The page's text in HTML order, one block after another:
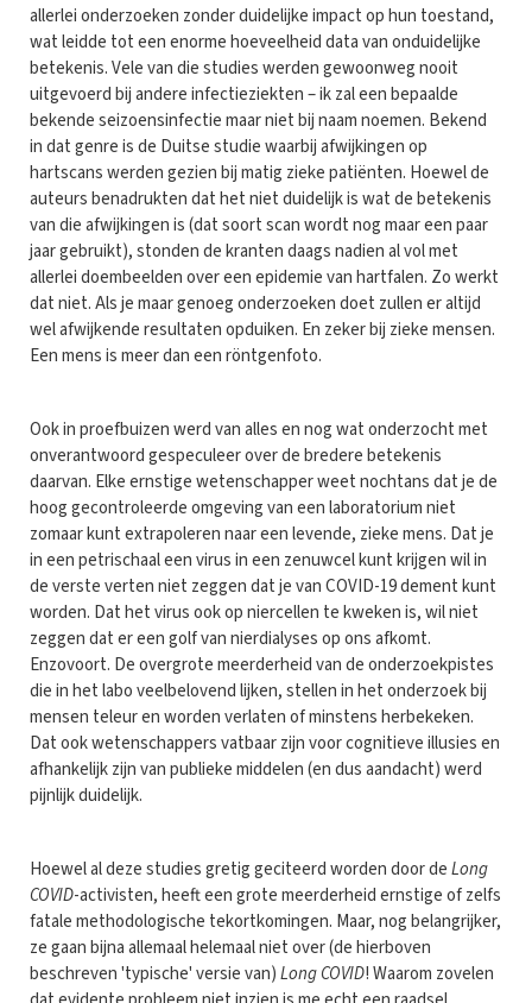
allerlei onderzoeken zonder duidelijke impact op hun toestand,
wat leidde tot een enorme hoeveelheid data van onduidelijke
betekenis. Vele van die studies werden gewoonweg nooit
uitgevoerd bij andere infectieziekten – ik zal een bepaalde
bekende seizoensinfectie maar niet bij naam noemen. Bekend
in dat genre is de Duitse studie waarbij afwijkingen op
hartscans werden gezien bij matig zieke patiënten. Hoewel de
auteurs benadrukten dat het niet duidelijk is wat de betekenis
van die afwijkingen is (dat soort scan wordt nog maar een paar
jaar gebruikt), stonden de kranten daags nadien al vol met
allerlei doembeelden over een epidemie van hartfalen. Zo werkt
dat niet. Als je maar genoeg onderzoeken doet zullen er altijd
wel afwijkende resultaten opduiken. En zeker bij zieke mensen.
Een mens is meer dan een röntgenfoto.
Ook in proefbuizen werd van alles en nog wat onderzocht met
onverantwoord gespeculeer over de bredere betekenis
daarvan. Elke ernstige wetenschapper weet nochtans dat je de
hoog gecontroleerde omgeving van een laboratorium niet
zomaar kunt extrapoleren naar een levende, zieke mens. Dat je
in een petrischaal een virus in een zenuwcel kunt krijgen wil in
de verste verten niet zeggen dat je van COVID-19 dement kunt
worden. Dat het virus ook op niercellen te kweken is, wil niet
zeggen dat er een golf van nierdialyses op ons afkomt.
Enzovoort. De overgrote meerderheid van de onderzoekpistes
die in het labo veelbelovend lijken, stellen in het onderzoek bij
mensen teleur en worden verlaten of minstens herbekeken.
Dat ook wetenschappers vatbaar zijn voor cognitieve illusies en
afhankelijk zijn van publieke middelen (en dus aandacht) werd
pijnlijk duidelijk.
Hoewel al deze studies gretig geciteerd worden door deLong
COVID-activisten, heeft een grote meerderheid ernstige of zelfs
fatale methodologische tekortkomingen. Maar, nog belangrijker,
ze gaan bijna allemaal helemaal niet over (de hierboven
beschreven 'typische' versie van)Long COVID! Waarom zovelen